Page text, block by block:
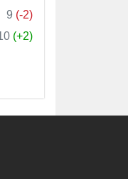
9 (-2)
(+2)